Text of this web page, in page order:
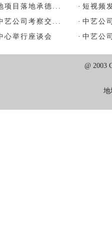
项目落地承德... · 短视频
艺公司考察交... · 中艺公
心举行座谈会 · 中艺公
@ 2003
地